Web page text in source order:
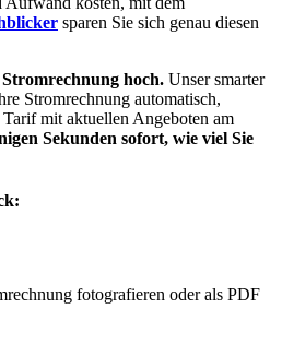
sparen Sie sich genau diesen
hoch. Unser smarter
Stromrechnung automatisch,
mit aktuellen Angeboten am
Sekunden sofort, wie viel Sie
fotografieren oder als PDF